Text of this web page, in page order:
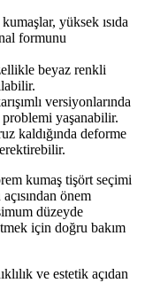
yüksek ısıda
formunu
beyaz renkli
versiyonlarında
yaşanabilir.
kaldığında deforme
kumaş tişört seçimi
önem
düzeyde
için doğru bakım
ve estetik açıdan